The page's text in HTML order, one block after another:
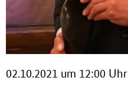
02.10.2021 um 12:00 Uhr